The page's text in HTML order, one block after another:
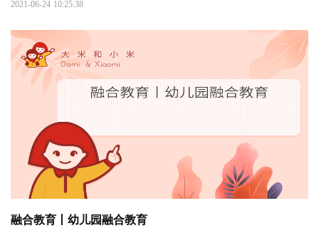
2021-06-24 10:25:38
融合教育丨幼儿园融合教育